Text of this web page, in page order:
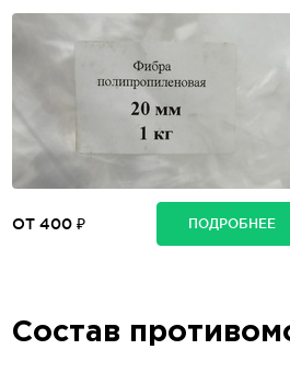
ОТ 400 ₽ ПОДРОБНЕЕ
Состав